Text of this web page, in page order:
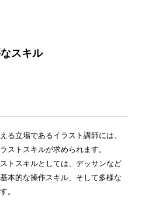
スキル
る立場であるイラスト講師には、
ストスキルが求められます。
トスキルとしては、デッサンなど
本的な操作スキル、そして多様な
。